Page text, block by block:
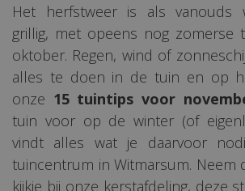
Het herfstweer is als vanouds
grillig, met opeens nog zomerse
oktober. Regen, wind of
alles te doen in de tuin en op
onze 15 tuintips voor
tuin voor op de winter (of
vindt alles wat je daarvoor
tuincentrum in Witmarsum. Neem
kijkje bij onze kerstafdeling, deze